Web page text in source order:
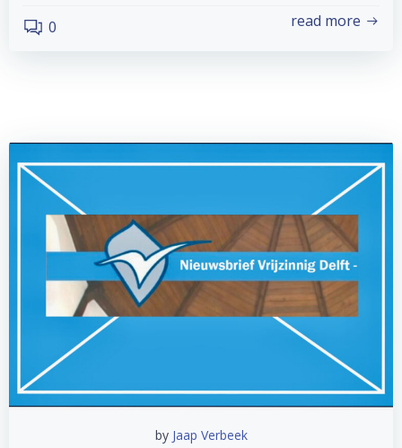
0 read more
by Jaap Verbeek